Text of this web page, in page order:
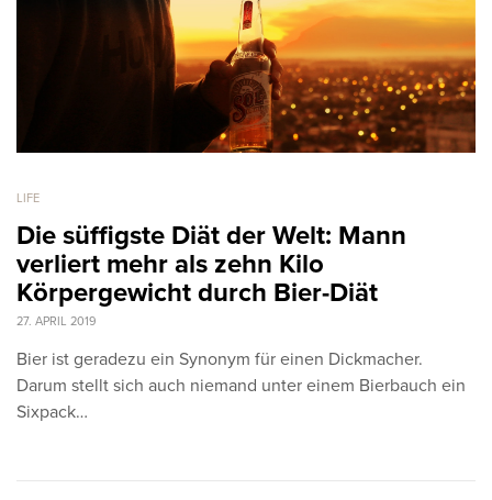
LIFE
Die süffigste Diät der Welt: Mann
verliert mehr als zehn Kilo
Körpergewicht durch Bier-Diät
27. APRIL 2019
Bier ist geradezu ein Synonym für einen Dickmacher.
Darum stellt sich auch niemand unter einem Bierbauch ein
Sixpack…